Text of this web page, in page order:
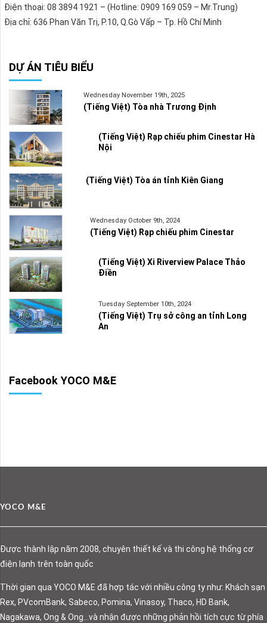
Điện thoại: 08 3894 1921 – (Hotline: 0909 169 059 – Mr.Trung)
Địa chỉ: 636 Phan Văn Trị, P.10, Q.Gò Vấp – Tp. Hồ Chí Minh
DỰ ÁN TIÊU BIỂU
Wednesday November 19th, 2025
(Tiếng Việt) Tòa nhà Trương Định
(Tiếng Việt) Rạp chiếu phim Cinestar Hà
Nội
(Tiếng Việt) Tòa án tỉnh Kiên Giang
Wednesday October 9th, 2024
(Tiếng Việt) Rạp chiếu phim Cinestar
(Tiếng Việt) Xi Riverview Palace Thảo
Điền
Tuesday September 10th, 2024
(Tiếng Việt) Trụ sở công an tỉnh Long
An
Facebook YOCO M&E
YOCO M&E
Được thành lập năm 2008, chuyên thiết kế và thi công hệ thống cơ
điện lạnh trên toàn quốc
Thời gian qua YOCO M&E đã hợp tác với nhiều công ty như: Khách sạn
Rex, PVcomBank, Sabeco, Pomina, Vinasoy, Thaco, HD Bank,
Nagakawa, Ong & Ong…và nhận được những phản hồi tích cực từ phía